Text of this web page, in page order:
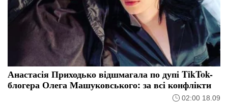
Анастасія Приходько відшмагала по дупі TikTok-
блогера Олега Машуковського: за всі конфлікти
02:00 18.09